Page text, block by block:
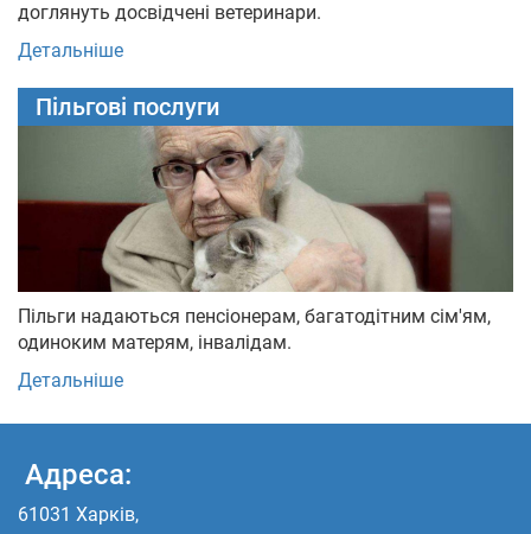
доглянуть досвідчені ветеринари.
Детальніше
Пільгові послуги
Пільги надаються пенсіонерам, багатодітним сім'ям,
одиноким матерям, інвалідам.
Детальніше
Адреса:
61031 Харків,